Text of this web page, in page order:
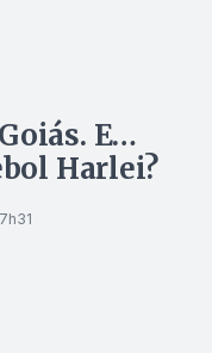
E…
Harlei?